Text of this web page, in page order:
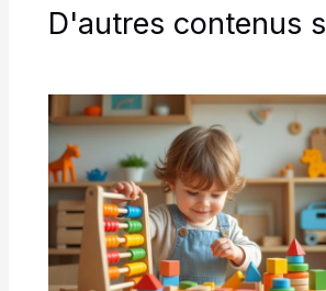
D'autres contenus